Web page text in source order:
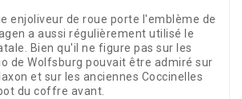
enjoliveur de roue porte l'emblème de
a aussi régulièrement utilisé le
Bien qu'il ne figure pas sur les
de Wolfsburg pouvait être admiré sur
et sur les anciennes Coccinelles
du coffre avant.